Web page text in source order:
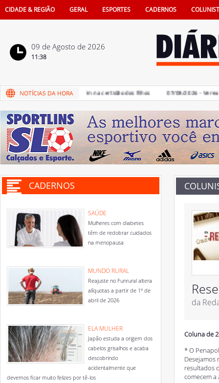
CIDADE & REGIÃO GERAL ESPORTES CADERNOS
09 de Agosto de 2026
11:38
de pais na vida e também na certidão dos filhos 07/08/2026 -
CADERNOS
SAÚDE
Mulheres com diabetes
têm de redobrar cuidados
na menopausa
MUNDO RURAL
Reajuste no Funrural altera
alíquotas a partir de 1º de
abril de 2026
ELA MULHER
Japão estuda a origem dos
cabelos grisalhos e acaba
descobrindo
acidentalmente que
devemos ficar muito felizes por tê-los
da
Coluna de
* O
Desejamos
resultados
comecem a